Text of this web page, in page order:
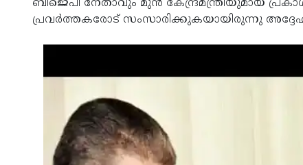
ബിജെപി നേതാവും മുൻ കേന്ദ്രമന്ത്രിയുമായ
പ്രവർത്തകരോട് സംസാരിക്കുകയായിരുന്നു